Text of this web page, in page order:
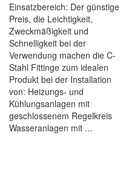
Einsatzbereich: Der günstige
Preis, die Leichtigkeit,
Zweckmäßigkeit und
Schnelligkeit bei der
Verwendung machen die C-
Stahl Fittinge zum idealen
Produkt bei der Installation
von: Heizungs- und
Kühlungsanlagen mit
geschlossenem Regelkreis
Wasseranlagen mit ...